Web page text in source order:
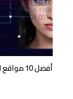
أفضل 10 مواقع لتعلم الذكاء الاصطناعي بشكل مجاني